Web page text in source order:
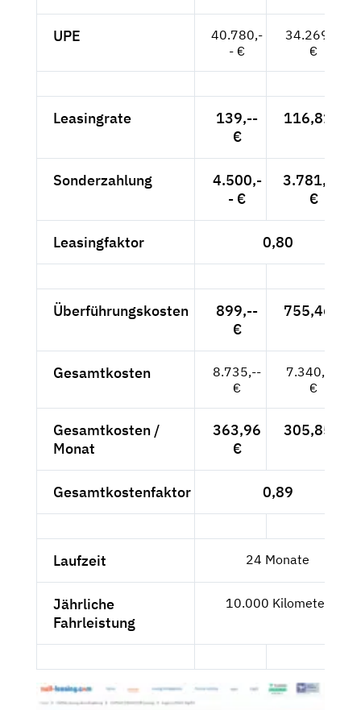
UPE
40.780,-
- €
34.269,--
€
Leasingrate
139,--
€
116,81 €
Sonderzahlung
4.500,-
- €
3.781,51
€
Leasingfaktor 0,80
Überführungskosten
899,--
€
755,46 €
Gesamtkosten
8.735,--
€
7.340,34
€
Gesamtkosten /
Monat
363,96
€
305,85 €
Gesamtkostenfaktor 0,89
Laufzeit 24 Monate
Jährliche
Fahrleistung
10.000 Kilometer